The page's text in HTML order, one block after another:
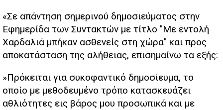
«Σε απάντηση σημερινού δημοσιεύματος στην
Εφημερίδα των Συντακτών με τίτλο "Με εντολή
Χαρδαλιά μπήκαν ασθενείς στη χώρα" και προς
αποκατάσταση της αλήθειας, επισημαίνω τα εξής:
»Πρόκειται για συκοφαντικό δημοσίευμα, το
οποίο με μεθοδευμένο τρόπο κατασκευάζει
αθλιότητες εις βάρος μου προσωπικά και με